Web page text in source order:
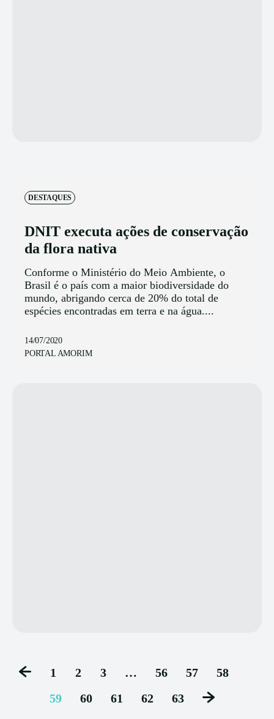
DESTAQUES
DNIT executa ações de conservação
da flora nativa
Conforme o Ministério do Meio Ambiente, o
Brasil é o país com a maior biodiversidade do
mundo, abrigando cerca de 20% do total de
espécies encontradas em terra e na água....
14/07/2020
PORTAL AMORIM
1 2 3 … 56 57
58
59
60 61 62 63